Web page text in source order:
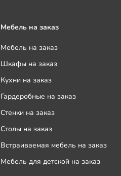
Мебель на заказ
Мебель на заказ
Шкафы на заказ
Кухни на заказ
Гардеробные на заказ
Стенки на заказ
Столы на заказ
Встраиваемая мебель на заказ
Мебель для детской на заказ